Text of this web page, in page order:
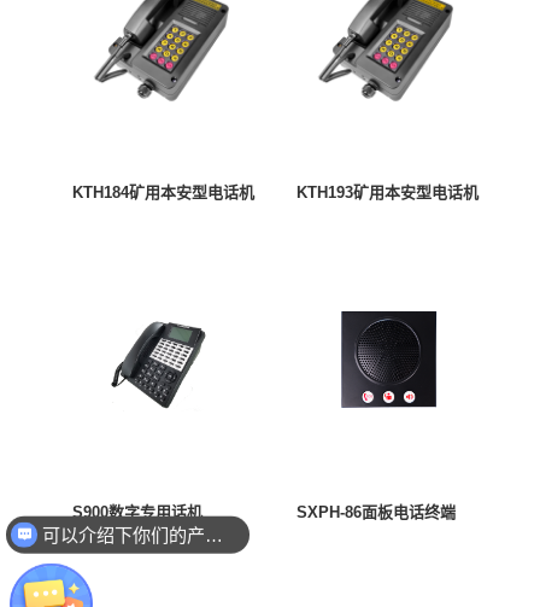
KTH184矿用本安型电话机 KTH193矿用本安型电话机
S900数字专用话机 SXPH-86面板电话终端